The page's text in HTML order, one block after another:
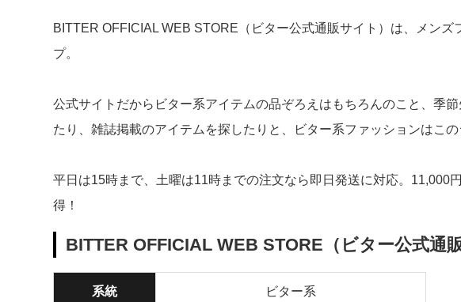
BITTER OFFICIAL WEB STORE（ビター公式通販サイト）は、メン
プ。
公式サイトだからビター系アイテムの品ぞろえはもちろんのこと、季
たり、雑誌掲載のアイテムを探したりと、ビター系ファッションはこの
平日は15時まで、土曜は11時までの注文なら即日発送に対応。11,000
得！
BITTER OFFICIAL WEB STORE（ビター公式通
系統 ビター系